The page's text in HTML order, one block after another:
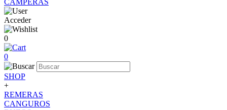
CAMPERAS
Acceder
0
0
SHOP
+
REMERAS
CANGUROS